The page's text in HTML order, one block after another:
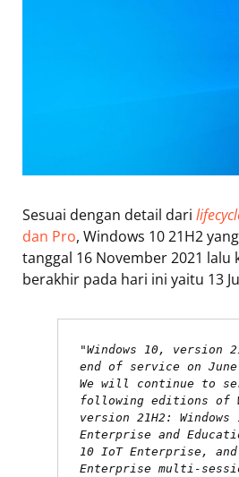
Sesuai dengan detail dari
dan Pro, Windows 10 21H2
tanggal 16 November 2021 lalu
berakhir pada hari ini yaitu 13
"Windows 10, version
end of service on
We will continue to
following editions of
version 21H2: Windows
Enterprise and
10 IoT Enterprise, and
Enterprise multi-